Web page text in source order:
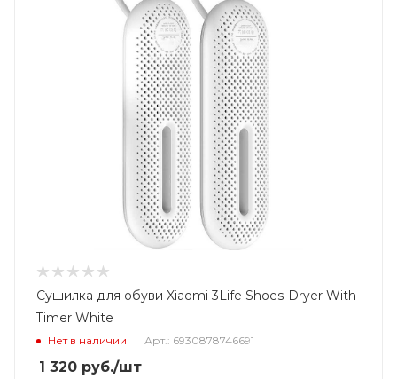
Сушилка для обуви Xiaomi 3Life Shoes Dryer With
Timer White
Нет в наличии Арт.: 6930878746691
1 320 руб./шт